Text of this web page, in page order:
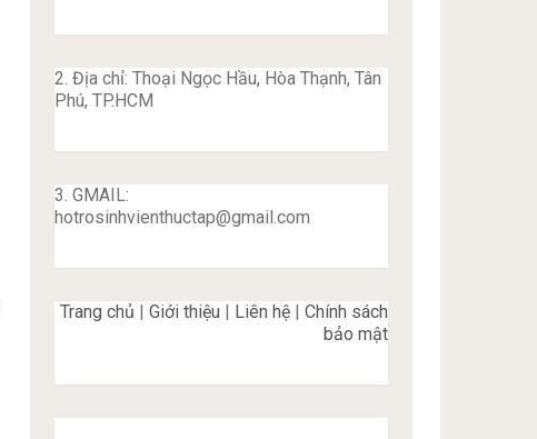
2. Địa chỉ: Thoại Ngọc Hầu, Hòa Thạnh, Tân
Phú, TP.HCM
3. GMAIL:
hotrosinhvienthuctap@gmail.com
Trang chủ | Giới thiệu | Liên hệ | Chính sách
bảo mật